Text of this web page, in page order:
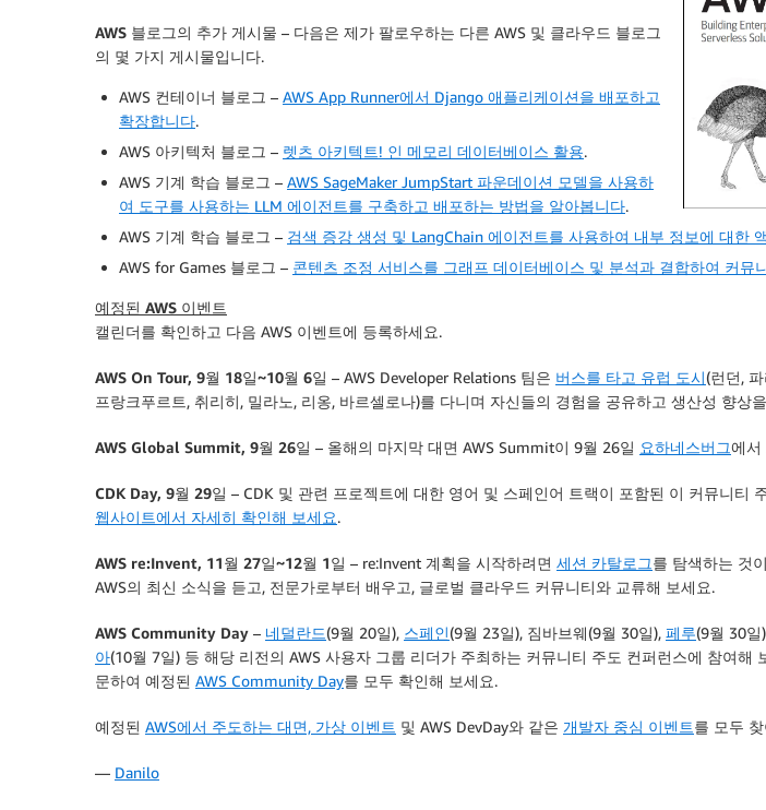
AWS 블로그의 추가 게시물 – 다음은 제가 팔로우하는 다른 AWS 및 클라우드 블로그
의 몇 가지 게시물입니다.
AWS 컨테이너 블로그 – AWS App Runner에서 Django 애플리케이션을 배포하고
확장합니다.
AWS 아키텍처 블로그 – 렛츠 아키텍트! 인 메모리 데이터베이스 활용.
AWS 기계 학습 블로그 – AWS SageMaker JumpStart 파운데이션 모델을 사용하
여 도구를 사용하는 LLM 에이전트를 구축하고 배포하는 방법을 알아봅니다.
AWS 기계 학습 블로그 – 검색 증강 생성 및 LangChain 에이전트를 사용하여 내부 정보에 대한
AWS for Games 블로그 – 콘텐츠 조정 서비스를 그래프 데이터베이스 및 분석과 결합하여 커뮤
예정된 AWS 이벤트
캘린더를 확인하고 다음 AWS 이벤트에 등록하세요.
AWS On Tour, 9월 18일~10월 6일 – AWS Developer Relations 팀은 버스를 타고 유럽 도시(런던,
프랑크푸르트, 취리히, 밀라노, 리옹, 바르셀로나)를 다니며 자신들의 경험을 공유하고 생산성 향상
AWS Global Summit, 9월 26일 – 올해의 마지막 대면 AWS Summit이 9월 26일 요하네스버그에서
CDK Day, 9월 29일 – CDK 및 관련 프로젝트에 대한 영어 및 스페인어 트랙이 포함된 이 커뮤니티
웹사이트에서 자세히 확인해 보세요.
AWS re:Invent, 11월 27일~12월 1일 – re:Invent 계획을 시작하려면 세션 카탈로그를 탐색하는 것
AWS의 최신 소식을 듣고, 전문가로부터 배우고, 글로벌 클라우드 커뮤니티와 교류해 보세요.
AWS Community Day – 네덜란드(9월 20일), 스페인(9월 23일), 짐바브웨(9월 30일), 페루(9월 30일
아(10월 7일) 등 해당 리전의 AWS 사용자 그룹 리더가 주최하는 커뮤니티 주도 컨퍼런스에 참여해
문하여 예정된 AWS Community Day를 모두 확인해 보세요.
예정된 AWS에서 주도하는 대면, 가상 이벤트 및 AWS DevDay와 같은 개발자 중심 이벤트를 모두
— Danilo